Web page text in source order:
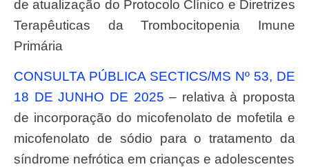
de atualização do Protocolo Clínico e Diretrizes
Terapêuticas da Trombocitopenia Imune
Primária
CONSULTA PÚBLICA SECTICS/MS Nº 53, DE
18 DE JUNHO DE 2025 – relativa à proposta
de incorporação do micofenolato de mofetila e
micofenolato de sódio para o tratamento da
síndrome nefrótica em crianças e adolescentes